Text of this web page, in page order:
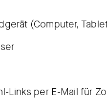
(Computer,
Links per E-Mail für